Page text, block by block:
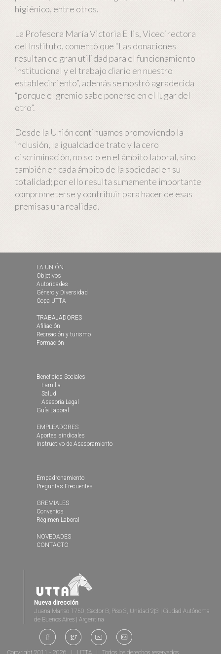
higiénico, entre otros.
La Profesora María Victoria Ellis, Vicedirectora
del Instituto, comentó que “Las donaciones
resultan de gran utilidad para el funcionamiento
institucional y el trabajo diario en nuestro
establecimiento”, además se mostró agradecida
“porque el gremio sabe ponerse en el lugar del
otro”.
Desde la Unión continuamos promoviendo la
inclusión, la igualdad de trato y la cero
discriminación, no solo en el ámbito laboral, sino
también en cada ámbito de la sociedad en su
totalidad; por ello resulta sumamente importante
comprometerse y contribuir para hacer de esas
premisas una realidad.
LA UNIÓN
Objetivos
Autoridades
Género y Diversidad
Copa UTTA
TRABAJADORES
Afiliación
Recreación y turismo
Formación
Beneficios Sociales
Familia
Salud
Asesoria Legal
Guía Laboral
EMPLEADORES
Aportes sindicales
Instructivo de Asesoramiento
Empadronamiento
Preguntas Frecuentes
GREMIALES
Convenios
Régimen Laboral
NOVEDADES
CONTACTO
Nueva dirección
Juana Manso 1750, Sector B, Piso 3, Unidad 2|3 | Ciudad Autónoma
de Buenos Aires | Argentina
Copyright 2011 - 2026 | UTTA | Todos los derechos reservados